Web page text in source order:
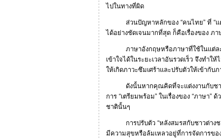
ไปในทางที่ผิด
ส่วนปัญหาหลักของ “คนไทย” ที่ “แต่ง
ได้อย่างชัดเจนมากที่สุด ก็คือเรื่องของ ภา
ภาษาอังกฤษหรือภาษาที่ใช้ในแต่ละป
เข้าใจได้ในระยะเวลาอันรวดเร็ว จึงทำ
ให้เกิดภาวะซึมเศร้าและปรับตัวให้เข้ากับ
ดังนั้นหากคุณคิดที่จะแต่งงานกับชาวต่
การ “เตรียมพร้อม” ในเรื่องของ “ภาษา”
ชาตินั้นๆ
การปรับตัว “หลังสมรสกับชาวต่างชาติ
มีความสุขหรือล้มเหลวอยู่ที่การจัดการขอ